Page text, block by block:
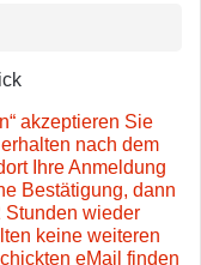
akzeptieren Sie
nach dem
Ihre Anmeldung
Bestätigung, dann
Stunden wieder
keine weiteren
eMail finden